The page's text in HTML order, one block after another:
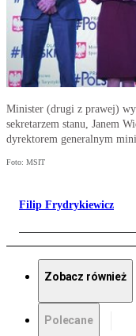
Minister (drugi z prawej)
sekretarzem stanu, Janem
dyrektorem generalnym
Foto: MSIT
Filip Frydrykiewicz
Zobacz również
Polecane